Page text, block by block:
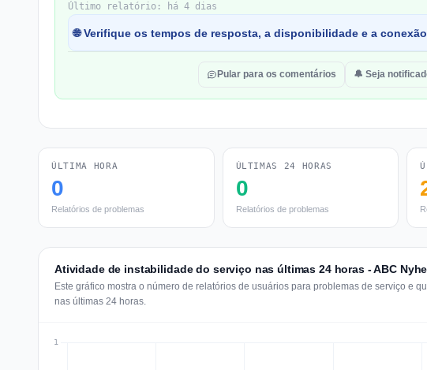
Último relatório: há 4 dias
🌐 Verifique os tempos de resposta, a disponibilidade e a
Pular para os comentários 🔔 Seja
ÚLTIMA HORA
0
Relatórios de problemas
ÚLTIMAS 24 HORAS
0
Relatórios de problemas
Atividade de instabilidade do serviço nas últimas 24 horas - ABC
Este gráfico mostra o número de relatórios de usuários para problemas de serviço e
nas últimas 24 horas.